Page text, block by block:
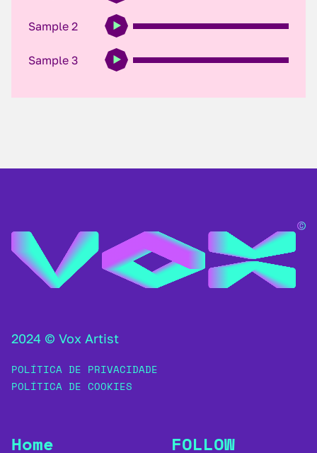
Sample 2
Sample 3
2024 © Vox Artist
POLÍTICA DE PRIVACIDADE
POLÍTICA DE COOKIES
Home FOLLOW